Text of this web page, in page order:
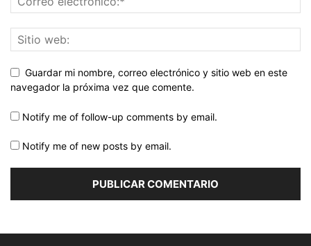
Guardar mi nombre, correo electrónico y sitio web en este
navegador la próxima vez que comente.
Notify me of follow-up comments by email.
Notify me of new posts by email.